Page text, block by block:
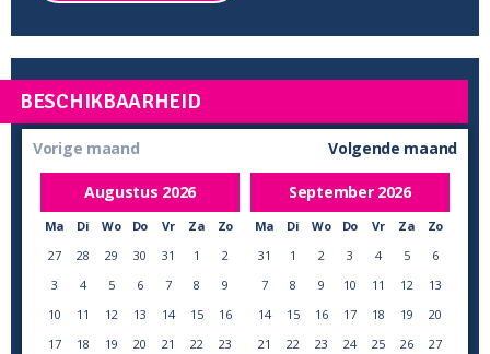
BESCHIKBAARHEID
Vorige maand
Augustus 2026
Ma Di Wo Do Vr Za
Zo
27
28 29 30 31 1
2
3
4 5 6 7 8
9
10
11 12 13 14 15
16
17
18 19 20 21 22
23
Volgende maand
September 2026
Ma Di Wo Do Vr Za
Zo
31
1 2 3 4 5
6
7
8 9 10 11 12
13
14
15 16 17 18 19
20
21
22 23 24 25 26
27